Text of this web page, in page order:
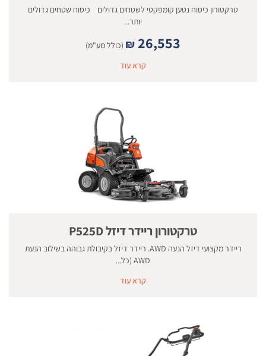
טרקטורון כיסוח נטען קומפקטי לשטחים גדולים כיסוח שטחים גדולים
יותר...
₪ 26,553
(כולל מע"מ)
קרא עוד
טרקטורון ריידר דיזל P525D
ריידר מקצועי דיזל הנעה AWD. ריידר דיזל בקיבולת גבוהה בשילוב הנעת
AWD (כל...
קרא עוד